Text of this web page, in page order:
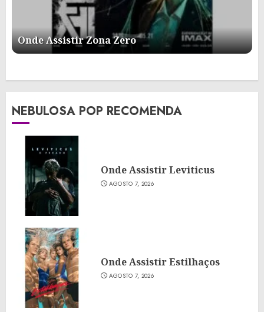
Onde Assistir Zona Zero
NEBULOSA POP RECOMENDA
Onde Assistir Leviticus
AGOSTO 7, 2026
Onde Assistir Estilhaços
AGOSTO 7, 2026